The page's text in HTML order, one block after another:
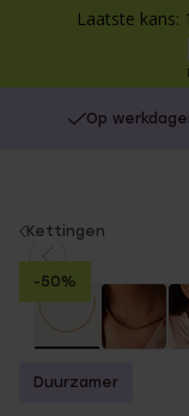
Laatste kans:
Op
You
are
here:
Kettingen
-50%
Duurzamer